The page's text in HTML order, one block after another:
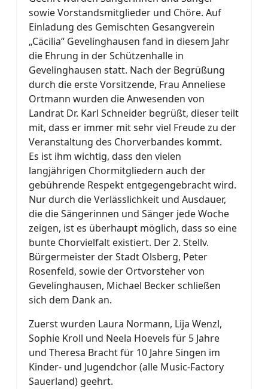
sowie Vorstandsmitglieder und Chöre. Auf
Einladung des Gemischten Gesangverein
„Cäcilia“ Gevelinghausen fand in diesem Jahr
die Ehrung in der Schützenhalle in
Gevelinghausen statt. Nach der Begrüßung
durch die erste Vorsitzende, Frau Anneliese
Ortmann wurden die Anwesenden von
Landrat Dr. Karl Schneider begrüßt, dieser teilt
mit, dass er immer mit sehr viel Freude zu der
Veranstaltung des Chorverbandes kommt.
Es ist ihm wichtig, dass den vielen
langjährigen Chormitgliedern auch der
gebührende Respekt entgegengebracht wird.
Nur durch die Verlässlichkeit und Ausdauer,
die die Sängerinnen und Sänger jede Woche
zeigen, ist es überhaupt möglich, dass so eine
bunte Chorvielfalt existiert. Der 2. Stellv.
Bürgermeister der Stadt Olsberg, Peter
Rosenfeld, sowie der Ortvorsteher von
Gevelinghausen, Michael Becker schließen
sich dem Dank an.
Zuerst wurden Laura Normann, Lija Wenzl,
Sophie Kroll und Neela Hoevels für 5 Jahre
und Theresa Bracht für 10 Jahre Singen im
Kinder- und Jugendchor (alle Music-Factory
Sauerland) geehrt.